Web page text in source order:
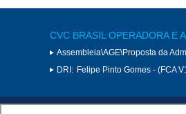
CVC BRASIL OPERADORA E
Assembleia\AGE\Proposta da
DRI: Felipe Pinto Gomes - (FCA